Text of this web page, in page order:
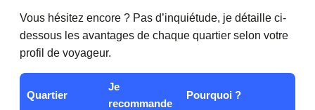
Vous hésitez encore ? Pas d’inquiétude, je détaille ci-
dessous les avantages de chaque quartier selon votre
profil de voyageur.
Quartier
Je
recommande
Pourquoi ?